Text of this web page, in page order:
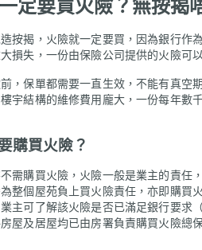
定要買火險？無按揭
按揭，火險就一定要買，因為銀行
損失，一份由保險公司提供的火險可
，保單都需要一直生效，不能有真空
宇結構的維修費用龐大，一份每年數
購買火險？
不需購買火險，火險一般是業主的責任
整個屋苑負上買火險責任，亦即購
主可了解該火險是否已滿足銀行要求
屋及居屋均已由房署負責購買火險總